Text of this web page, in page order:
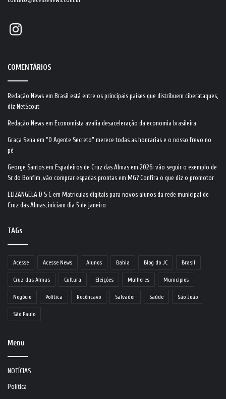
Instagram
COMENTÁRIOS
Redação News em Brasil está entre os principais países que distribuem ciberataques,
diz NetScout
Redação News em Economista avalia desaceleração da economia brasileira
Graça Sena em “O Agente Secreto” merece todas as honrarias e o nosso frevo no
pé
George Santos em Espadeiros de Cruz das Almas em 2026: vão seguir o exemplo de
Sr do Bonfim, vão comprar espadas prontas em MG? Confira o que diz o promotor
ELIZANGELA D S C em Matrículas digitais para novos alunos da rede municipal de
Cruz das Almas, iniciam dia 5 de janeiro
TAGs
Acesse Acesse News Alunos Bahia Blog do JC Brasil
Cruz das Almas Cultura Eleições Mulheres Municípios
Negócio Política Recôncavo Salvador Saúde São João
São Paulo
Menu
NOTÍCIAS
Política